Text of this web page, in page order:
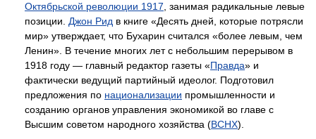
Октябрьской революции 1917, занимая радикальные левые
позиции. Джон Рид в книге «Десять дней, которые потрясли
мир» утверждает, что Бухарин считался «более левым, чем
Ленин». В течение многих лет с небольшим перерывом в
1918 году — главный редактор газеты «Правда» и
фактически ведущий партийный идеолог. Подготовил
предложения по национализации промышленности и
созданию органов управления экономикой во главе с
Высшим советом народного хозяйства (ВСНХ).